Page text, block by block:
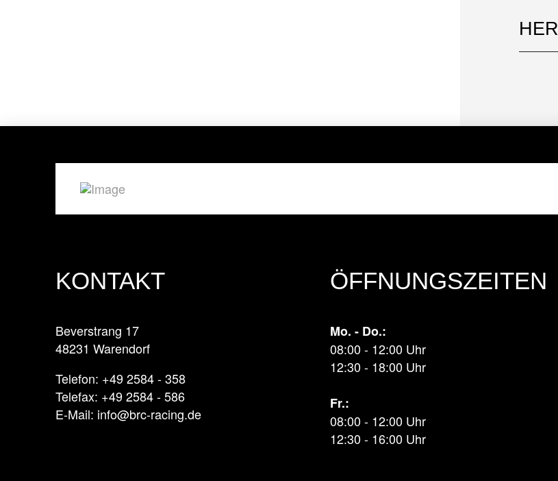
KONTAKT
Beverstrang 17
48231 Warendorf
Telefon: +49 2584 - 358
Telefax: +49 2584 - 586
E-Mail: info@brc-racing.de
ÖFFNUNGSZEITEN
Mo. - Do.:
08:00 - 12:00 Uhr
12:30 - 18:00 Uhr
Fr.:
08:00 - 12:00 Uhr
12:30 - 16:00 Uhr